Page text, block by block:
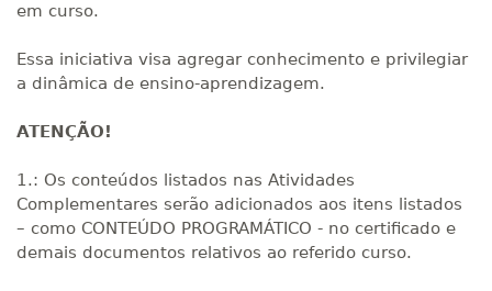
em curso.
Essa iniciativa visa agregar conhecimento e privilegiar
a dinâmica de ensino-aprendizagem.
ATENÇÃO!
1.: Os conteúdos listados nas Atividades
Complementares serão adicionados aos itens listados
– como CONTEÚDO PROGRAMÁTICO - no certificado e
demais documentos relativos ao referido curso.